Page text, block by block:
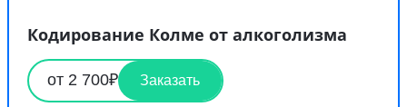
Кодирование Колме от алкоголизма
от 2 700₽ Заказать